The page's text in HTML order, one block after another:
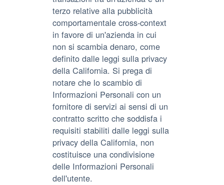
terzo relative alla pubblicità
comportamentale cross-context
in favore di un'azienda in cui
non si scambia denaro, come
definito dalle leggi sulla privacy
della California. Si prega di
notare che lo scambio di
Informazioni Personali con un
fornitore di servizi ai sensi di un
contratto scritto che soddisfa i
requisiti stabiliti dalle leggi sulla
privacy della California, non
costituisce una condivisione
delle Informazioni Personali
dell'utente.